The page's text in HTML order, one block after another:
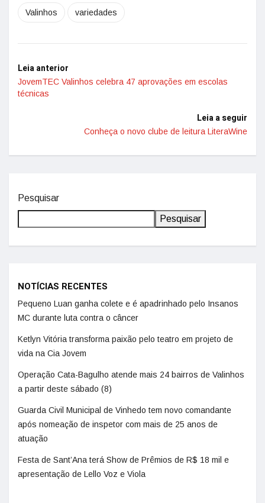
Valinhos variedades
Leia anterior
JovemTEC Valinhos celebra 47 aprovações em escolas
técnicas
Leia a seguir
Conheça o novo clube de leitura LiteraWine
Pesquisar
Pesquisar
NOTÍCIAS RECENTES
Pequeno Luan ganha colete e é apadrinhado pelo Insanos
MC durante luta contra o câncer
Ketlyn Vitória transforma paixão pelo teatro em projeto de
vida na Cia Jovem
Operação Cata-Bagulho atende mais 24 bairros de Valinhos
a partir deste sábado (8)
Guarda Civil Municipal de Vinhedo tem novo comandante
após nomeação de inspetor com mais de 25 anos de
atuação
Festa de Sant’Ana terá Show de Prêmios de R$ 18 mil e
apresentação de Lello Voz e Viola